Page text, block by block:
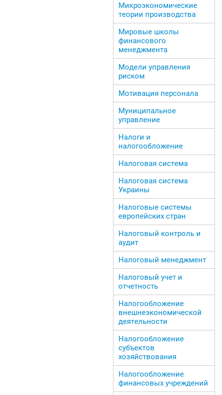
Микроэкономические
теории производства
Мировые школы
финансового
менеджмента
Модели управления
риском
Мотивация персонала
Муниципальное
управление
Налоги и
налогообложение
Налоговая система
Налоговая система
Украины
Налоговые системы
европейских стран
Налоговый контроль и
аудит
Налоговый менеджмент
Налоговый учет и
отчетность
Налогообложение
внешнеэкономической
деятельности
Налогообложение
субъектов
хозяйствования
Налогообложение
финансовых учреждений